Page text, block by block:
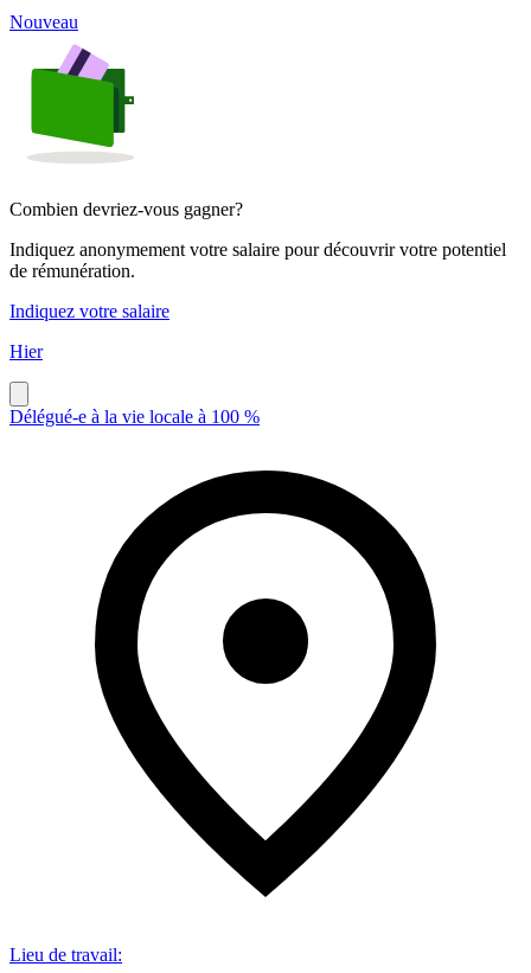
Nouveau
Combien devriez-vous gagner?
Indiquez anonymement votre salaire pour découvrir votre potentiel
de rémunération.
Indiquez votre salaire
Hier
Délégué-e à la vie locale à 100 %
Lieu de travail: